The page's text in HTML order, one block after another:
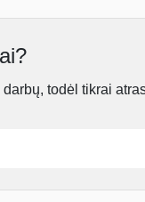
todėl tikrai